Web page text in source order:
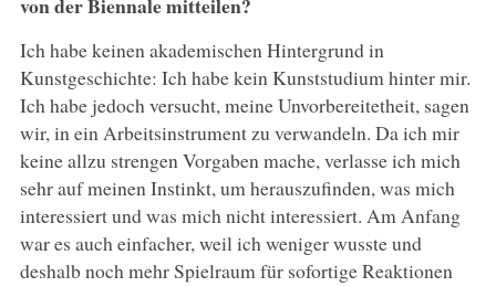
Ich habe keinen akademischen Hintergrund in
Kunstgeschichte: Ich habe kein Kunststudium hinter mir.
Ich habe jedoch versucht, meine Unvorbereitetheit, sagen
wir, in ein Arbeitsinstrument zu verwandeln. Da ich mir
keine allzu strengen Vorgaben mache, verlasse ich mich
sehr auf meinen Instinkt, um herauszufinden, was mich
interessiert und was mich nicht interessiert. Am Anfang
war es auch einfacher, weil ich weniger wusste und
deshalb noch mehr Spielraum für sofortige Reaktionen